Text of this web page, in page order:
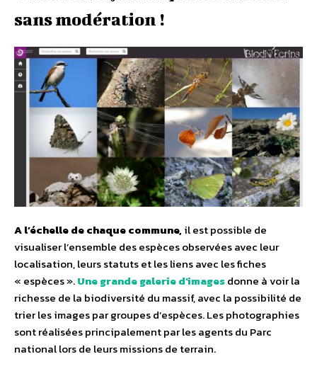
sans modération !
A l’échelle de chaque commune,il est possible de
visualiser l’ensemble des espèces observées avec leur
localisation, leurs statuts et les liens avec les fiches
« espèces ».Une grande galerie d’imagesdonne à voir la
richesse de la biodiversité du massif, avec la possibilité de
trier les images par groupes d’espèces. Les photographies
sont réalisées principalement par les agents du Parc
national lors de leurs missions de terrain.